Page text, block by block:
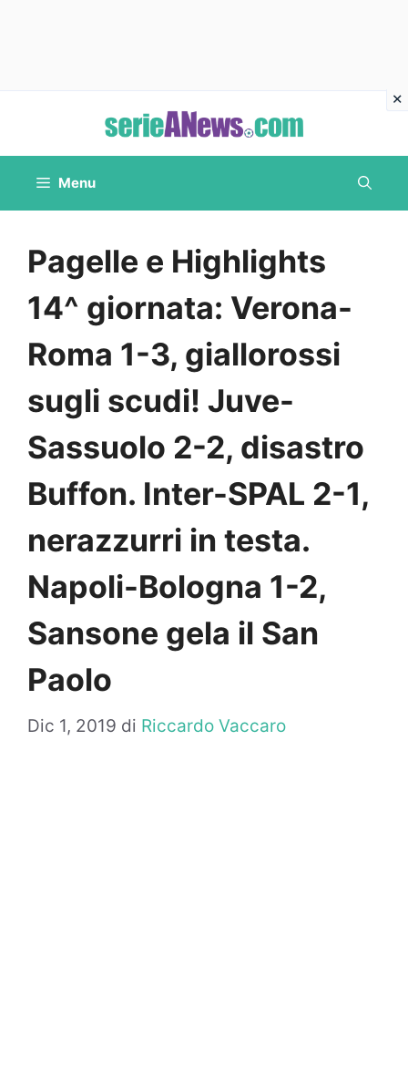
contenuto
Menu
Pagelle e Highlights
14^ giornata: Verona-
Roma 1-3, giallorossi
sugli scudi! Juve-
Sassuolo 2-2, disastro
Buffon. Inter-SPAL 2-1,
nerazzurri in testa.
Napoli-Bologna 1-2,
Sansone gela il San
Paolo
Dic 1, 2019 di Riccardo Vaccaro